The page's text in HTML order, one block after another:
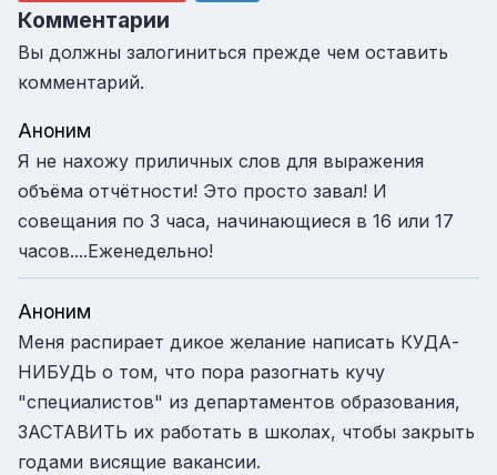
Комментарии
Вы должны залогиниться прежде чем оставить
комментарий.
Аноним
Я не нахожу приличных слов для выражения
объёма отчётности! Это просто завал! И
совещания по 3 часа, начинающиеся в 16 или 17
часов....Еженедельно!
Аноним
Меня распирает дикое желание написать КУДА-
НИБУДЬ о том, что пора разогнать кучу
"специалистов" из департаментов образования,
ЗАСТАВИТЬ их работать в школах, чтобы закрыть
годами висящие вакансии.